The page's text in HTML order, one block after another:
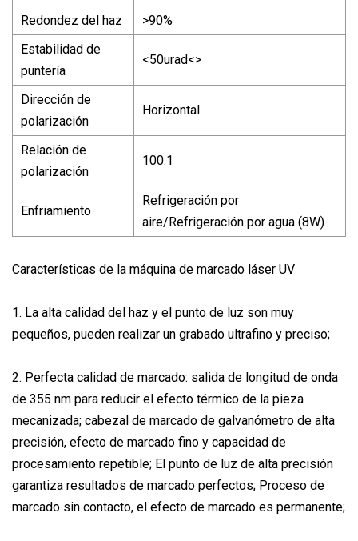
Redondez del haz
>90%
Estabilidad de
puntería
<50urad<>
Dirección de
polarización
Horizontal
Relación de
polarización
100:1
Enfriamiento
Refrigeración por
aire/Refrigeración por agua (8W)
Características de la máquina de marcado láser UV
1. La alta calidad del haz y el punto de luz son muy
pequeños, pueden realizar un grabado ultrafino y preciso;
2. Perfecta calidad de marcado: salida de longitud de onda
de 355 nm para reducir el efecto térmico de la pieza
mecanizada; cabezal de marcado de galvanómetro de alta
precisión, efecto de marcado fino y capacidad de
procesamiento repetible; El punto de luz de alta precisión
garantiza resultados de marcado perfectos; Proceso de
marcado sin contacto, el efecto de marcado es permanente;